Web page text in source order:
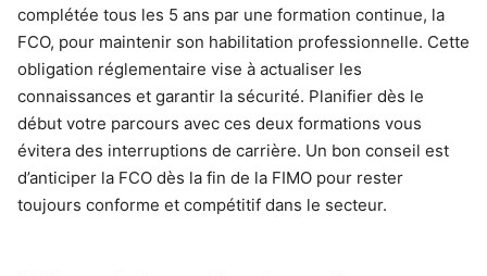
complétée tous les 5 ans par une formation continue, la
FCO, pour maintenir son habilitation professionnelle. Cette
obligation réglementaire vise à actualiser les
connaissances et garantir la sécurité. Planifier dès le
début votre parcours avec ces deux formations vous
évitera des interruptions de carrière. Un bon conseil est
d’anticiper la FCO dès la fin de la FIMO pour rester
toujours conforme et compétitif dans le secteur.